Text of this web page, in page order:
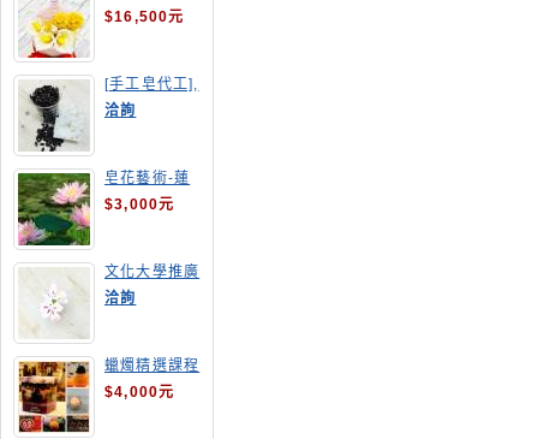
套
$16,500元
[手工皂代工],
釋迦手工皂
洽詢
皂花藝術-蓮
花
$3,000元
文化大學推廣
部高雄分部手
工皂教學
洽詢
蠟燭精選課程
$4,000元